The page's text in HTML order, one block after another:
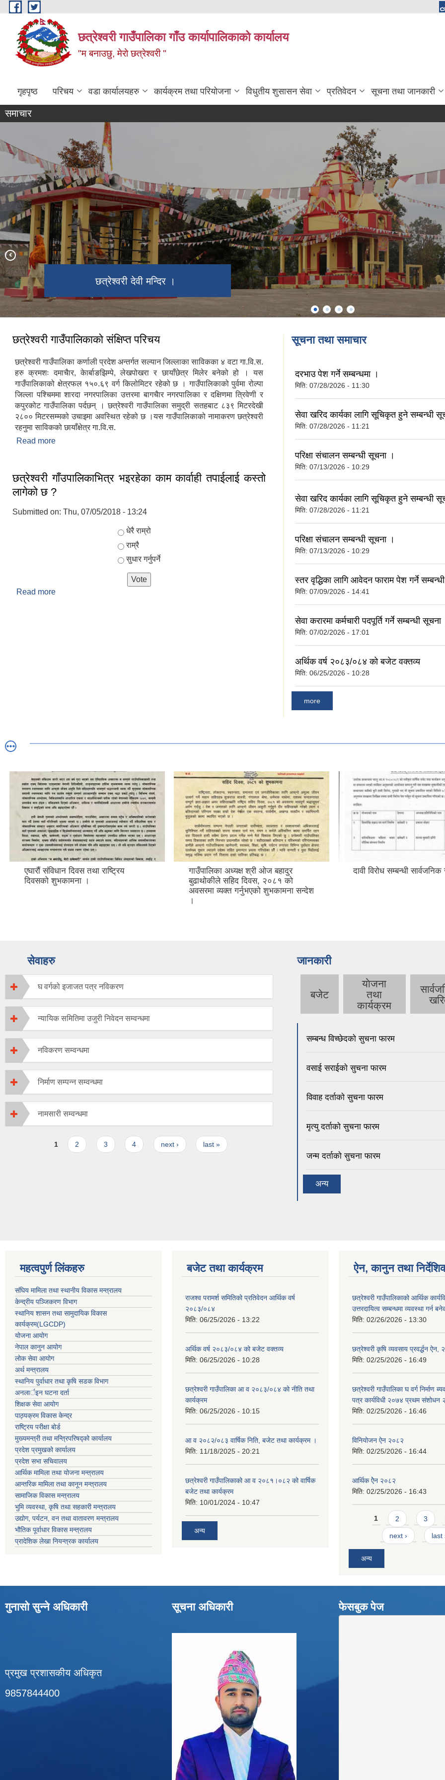
Skip to main content
छत्रेश्वरी गाउँपालिका गाँउ कार्यापालिकाको कार्यालय
"म बनाउछु, मेरो छत्रेश्वरी "
गृहपृष्ठ परिचय वडा कार्यालयहरु कार्यक्रम तथा परियोजना विधुतीय शुसासन सेवा प्रतिवेदन सूचना तथा जानकारी
समाचार
छत्रेश्वरी देवी मन्दिर ।
लान्ती बजार, लान्ती सल्यान ।
सल्यान जिल्लाकाे सवै भन्दा अग्लाे लेख जथाक
।
शिव गुफा ।
छत्रेश्वरी गाउँपालिकाकाे संक्षिप्त परिचय
‌‌छत्रेश्वरी गाउँपालिका कर्णाली प्रदेश अन्तर्गत सल्यान जिल्लाका साविकका ४ वटा गा.वि.स.
हरु क्रमशः दमाचैार, केार्बाङझिम्पे, लेखपोखरा र छायाँछेत्र मिलेर बनेको हो । यस
गाउँपालिकाको क्षेत्रफल १५०.६९ वर्ग किलोमिटर रहेको छ । गाउँपालिकाको पुर्वमा रोल्पा
जिल्ला पश्चिममा शारदा नगरपालिका उत्तरमा बागचैार नगरपालिका र दक्षिणमा त्रिवेणी र
कपुरकोट गाउँपालिका पर्दछन् । छत्रेश्वरी गाउँपालिका समुद्री सतहबाट ८३९ मिटरदेखी
२८०० मिटरसम्मको उचाइमा अवस्थित रहेको छ ।यस गाउँपालिकाको नामाकरण छत्रेश्वरी
रहनुमा साविकको छायाँक्षेत्र गा.वि.स.
Read more
छत्रेश्वरी गाँउपालिकाभित्र भइरहेका काम कार्वाही तपाईलाई कस्तो
लागेको छ ?
Submitted on: Thu, 07/05/2018 - 13:24
Choices
धेरै राम्रो
राम्रै
सुधार गर्नुपर्ने
Read more
सूचना तथा समाचार
दरभाउ पेश गर्ने सम्बन्धमा ।
मिति: 07/28/2026 - 11:30
सेवा खरिद कार्यका लागि सूचिकृत हुने सम्बन्धी
मिति: 07/28/2026 - 11:21
परिक्षा संचालन सम्बन्धी सूचना ।
मिति: 07/13/2026 - 10:29
सेवा खरिद कार्यका लागि सूचिकृत हुने सम्बन्धी
मिति: 07/28/2026 - 11:21
परिक्षा संचालन सम्बन्धी सूचना ।
मिति: 07/13/2026 - 10:29
स्तर वृद्धिका लागि आवेदन फाराम पेश गर्ने
मिति: 07/09/2026 - 14:41
सेवा करारमा कर्मचारी पदपूर्ति गर्ने सम्बन्धी
मिति: 07/02/2026 - 17:01
अर्थिक वर्ष २०८३/०८४ को बजेट वक्तव्य
मिति: 06/25/2026 - 10:28
more
एघारौं संविधान दिवस तथा राष्ट्रिय
दिवसको शुभकामना ।
गाउँपालिका अध्यक्ष श्री ओज बहादुर
बुढाथोकीले सहिद दिवस, २०८१ को
अवसरमा व्यक्त गर्नुभएको शुभकामना सन्देश
।
दावी विरोध सम्बन्धी
सेवाहरु
घ वर्गको इजाजत पत्र नविकरण
न्यायिक समितिमा उजुरी निवेदन सम्वन्धमा
नविकरण सम्वन्धमा
निर्माण सम्पन्न सम्वन्धमा
नामसारी सम्वन्धमा
1 2 3 4 next › last »
जानकारी
बजेट
याेजना
तथा
कार्यक्रम
सम्बन्ध विच्छेदकाे सुचना फारम
वसाई सराईकाे सुचना फारम
विवाह दर्ताकाे सुचना फारम
मृत्यु दर्ताकाे सुचना फारम
जन्म दर्ताकाे सुचना फारम
अन्य
महत्वपुर्ण लिंकहरु
संघिय मामिला तथा स्थानीय विकास मन्त्रालय
केन्द्रीय पञ्जिकरण विभाग
स्थानिय शासन तथा सामुदायिक विकास
कार्यक्रम(LGCDP)
योजना आयोग
नेपाल कानुन आयोग
लोक सेवा आयोग
अर्थ मन्त्रालय
स्थानिय पुर्वाधार तथा कृषि सडक विभाग
अनलार्इन घटना दर्ता
शिक्षक सेवा आयोग
पाठ्यक्रम विकास केन्द्र
राष्ट्रिय परीक्षा बोर्ड
मुख्यमन्त्री तथा मन्त्रिपरिषद्को कार्यालय
प्रदेश प्रमुखको कार्यालय
प्रदेश सभा सचिवालय
आर्थिक मामिला तथा योजना मन्त्रालय
आन्तरिक मामिला तथा कानून मन्त्रालय
सामाजिक विकास मन्त्रालय
भुमि व्यवस्था, कृषि तथा सहकारी मन्त्रालय
उद्योग, पर्यटन, वन तथा वातावरण मन्त्रालय
भौतिक पूर्वाधार विकास मन्त्रालय
प्रादेशिक लेखा नियन्त्रक कार्यालय
बजेट तथा कार्यक्रम
राजश्व परामर्श समितिको प्रतिवेदन आर्थिक वर्ष
२०८३/०८४
मिति: 06/25/2026 - 13:22
अर्थिक वर्ष २०८३/०८४ को बजेट वक्तव्य
मिति: 06/25/2026 - 10:28
छत्रेश्वरी गाउँपालिका आ व २०८३/०८४ को नीति तथा
कार्यक्रम
मिति: 06/25/2026 - 10:15
आ व २०८२/०८३ वार्षिक निति, बजेट तथा कार्यक्रम ।
मिति: 11/18/2025 - 20:21
छत्रेश्वरी गाउँपालिकाको आ व २०८१।०८२ को वार्षिक
बजेट तथा कार्यक्रम
मिति: 10/01/2024 - 10:47
अन्य
ऐन, कानुन तथा
छत्रेश्वरी गाउँपालिकाको आर्थिक
उत्तरदायित्व सम्बन्धमा व्यवस्था गर्न
मिति: 02/26/2026 - 13:30
छत्रेश्‍वरी कृषि व्यवसाय प्रवर्द्धन ऐन,
मिति: 02/25/2026 - 16:49
छत्रेश्वरी गाउँपालिका घ वर्ग निर्माण
पत्र कार्यविधी २०७४ प्रथम संशोधन
मिति: 02/25/2026 - 16:46
विनियोजन ऐन २०८२
मिति: 02/25/2026 - 16:44
आर्थिक ऐेन २०८२
मिति: 02/25/2026 - 16:43
Pages
1 2 3
next › last
अन्य
गुनासो सुन्ने अधिकारी
प्रमुख प्रशासकीय अधिकृत
9857844400
सूचना अधिकारी फेसबुक पेज